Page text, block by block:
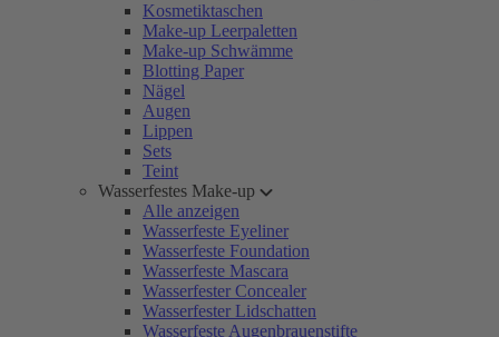
Kosmetiktaschen
Make-up Leerpaletten
Make-up Schwämme
Blotting Paper
Nägel
Augen
Lippen
Sets
Teint
Wasserfestes Make-up
Alle anzeigen
Wasserfeste Eyeliner
Wasserfeste Foundation
Wasserfeste Mascara
Wasserfester Concealer
Wasserfester Lidschatten
Wasserfeste Augenbrauenstifte